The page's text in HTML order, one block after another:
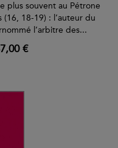
plus souvent au Pétrone
(16, 18-19) : l’auteur du
l’arbitre des...
€